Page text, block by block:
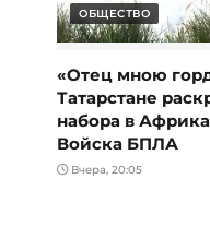
ОБЩЕСТВО
«Отец мною
Татарстане
набора в
Войска БПЛА
Вчера, 20:05